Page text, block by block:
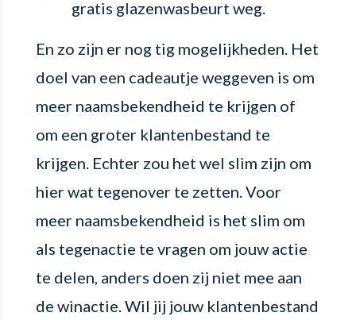
gratis glazenwasbeurt weg.
En zo zijn er nog tig mogelijkheden. Het
doel van een cadeautje weggeven is om
meer naamsbekendheid te krijgen of
om een groter klantenbestand te
krijgen. Echter zou het wel slim zijn om
hier wat tegenover te zetten. Voor
meer naamsbekendheid is het slim om
als tegenactie te vragen om jouw actie
te delen, anders doen zij niet mee aan
de winactie. Wil jij jouw klantenbestand